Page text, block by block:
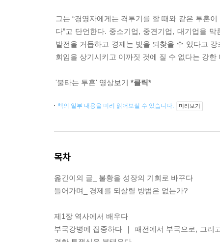
그는 “경영자에게는 격투기를 할 때와 같은 투혼
다”고 단언한다. 중소기업, 중견기업, 대기업을
발전을 거듭하고 경제는 빛을 되찾을 수 있다고
회임을 상기시키고 이까짓 것에 질 수 없다는 강
'불타는 투혼' 영상보기 *클릭*
책의 일부 내용을 미리 읽어보실 수 있습니다. 미리보기
목차
옮긴이의 글_ 불황을 성장의 기회로 바꾸다
들어가며_ 경제를 되살릴 방법은 없는가?
제1장 역사에서 배우다
부국강병에 집중하다 ｜ 패전에서 부국으로, 그